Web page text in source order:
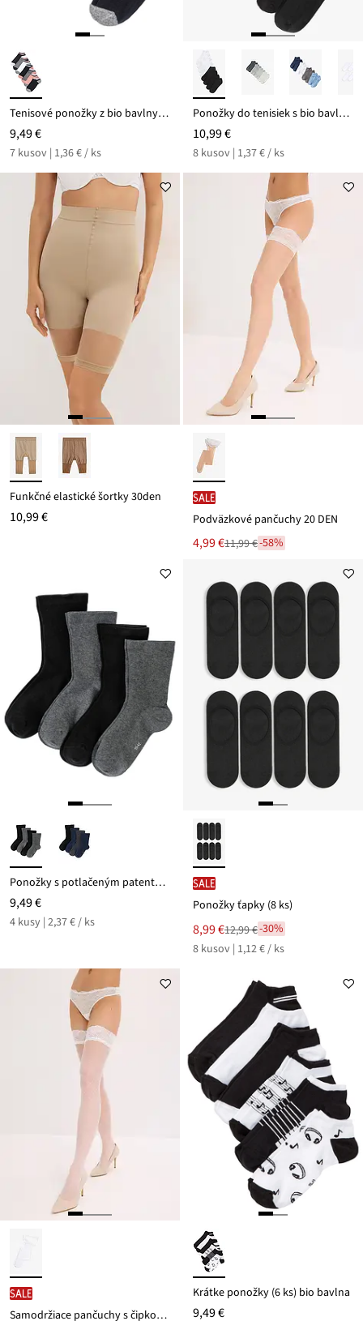
Tenisové ponožky z bio bavlny (7 ks)
9,49 €
7 kusov | 1,36 € / ks
Ponožky do tenisiek s bio bavlnou (8 ks)
10,99 €
8 kusov | 1,37 € / ks
Funkčné elastické šortky 30den
10,99 €
SALE
Podväzkové pančuchy 20 DEN
Nová
cena
4,99 €
Zľava
ceny
11,99 €
11,99 €-58%
Ponožky s potlačeným patentom (4 ks)
9,49 €
4 kusy | 2,37 € / ks
SALE
Ponožky ťapky (8 ks)
Nová
cena
je
8,99 €
Zľava
z
12,99 €-30%
8 kusov | 1,12 € / ks
SALE
Samodržiace pančuchy s čipkou 20 DEN
Krátke ponožky (6 ks) bio bavlna
9,49 €